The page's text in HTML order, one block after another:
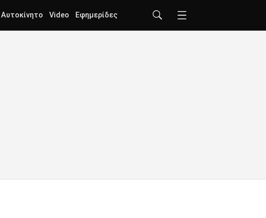
Αυτοκίνητο Video Εφημερίδες